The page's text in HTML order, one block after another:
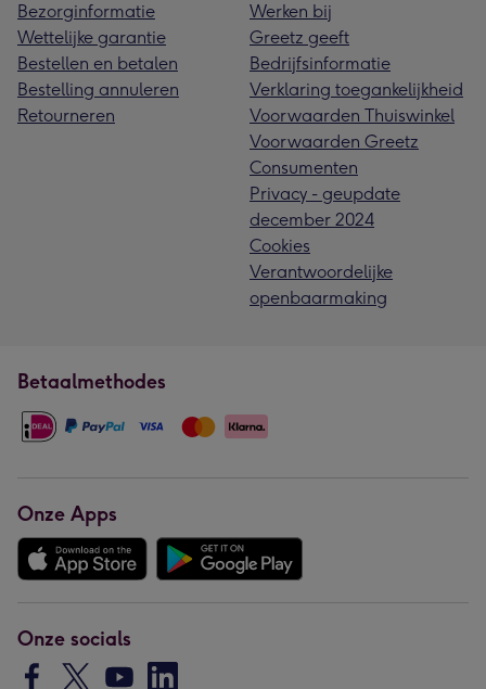
Bezorginformatie
Wettelijke garantie
Bestellen en betalen
Bestelling annuleren
Retourneren
Werken bij
Greetz geeft
Bedrijfsinformatie
Verklaring toegankelijkheid
Voorwaarden Thuiswinkel
Voorwaarden Greetz
Consumenten
Privacy - geupdate
december 2024
Cookies
Verantwoordelijke
openbaarmaking
Betaalmethodes
Onze Apps
Onze socials